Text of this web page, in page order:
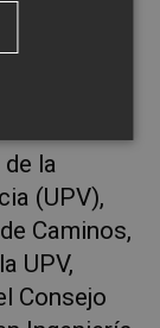
integral
Escuela
la
(UPV),
Caminos,
UPV,
Consejo